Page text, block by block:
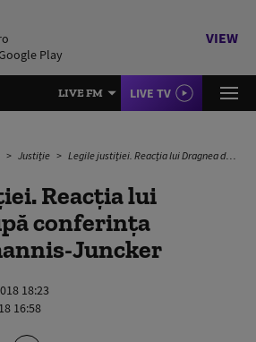
Play
VIEW
LIVE FM LIVE TV
Justiție Legile justiției. Reacția lui Dragnea după conferința comună Iohannis-Juncker
Reacția lui
conferința
Juncker
18:23
16:58